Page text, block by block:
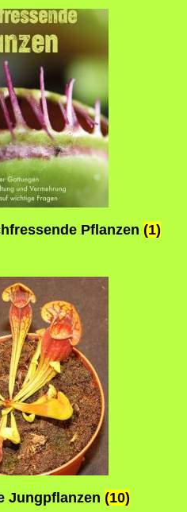
Pflanzen (1)
Jungpflanzen(10)